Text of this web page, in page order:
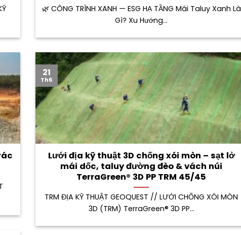
🌿 CÔNG TRÌNH XANH — ESG HẠ TẦNG Mái Taluy Xanh Là
Gì? Xu Hướng...
Lưới địa kỹ thuật 3D chống xói mòn – sạt lở
mái dốc, taluy đường đèo & vách núi
TerraGreen® 3D PP TRM 45/45
TRM ĐỊA KỸ THUẬT GEOQUEST // LƯỚI CHỐNG XÓI MÒN
3D (TRM) TerraGreen® 3D PP...
21
Th6